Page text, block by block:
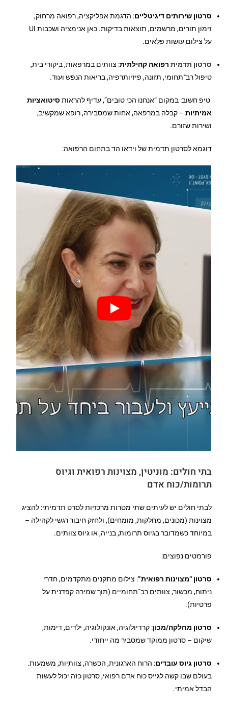
סרטון שירותים דיגיטליים: הדגמת אפליקציה, רפואה מרחוק,
זימון תורים, מרשמים, תוצאות בדיקות. כאן אנימציה ושכבות UI
על צילום עושות פלאים.
סרטון תדמית רפואה קהילתית: צוותים במרפאות, ביקורי בית,
טיפול רב־תחומי, תזונה, פיזיותרפיה, בריאות הנפש ועוד.
טיפ חשוב: במקום “אנחנו הכי טובים”, עדיף להראות סיטואציות
אמיתיות – קבלה במרפאה, אחות שמסבירה, רופא שמקשיב,
ושירות שזורם.
דוגמא לסרטון תדמית של וידאו הד בתחום הרפואה:
בתי חולים: מוניטין, מצוינות רפואית וגיוס
תרומות/כוח אדם
לבתי חולים יש לעיתים שתי מטרות מרכזיות לסרט תדמיתי: להציג
מצוינות (מכונים, מחלקות, מומחים), ולחזק חיבור רגשי לקהילה –
במיוחד כשמדובר בגיוס תרומות, בנייה, או גיוס צוותים.
פורמטים נפוצים:
סרטון “מצוינות רפואית”: צילום מתקנים מתקדמים, חדרי
ניתוח, מכשור, צוותים רב־תחומיים (תוך שמירה קפדנית על
פרטיות).
סרטון מחלקה/מכון: קרדיולוגיה, אונקולוגיה, ילדים, דימות,
שיקום – סרטון ממוקד שמסביר מה ייחודי.
סרטון גיוס עובדים: הרוח הארגונית, הכשרה, צוותיות, משמעות.
בעולם שבו קשה לגייס כוח אדם רפואי, סרטון כזה יכול לעשות
הבדל אמיתי.